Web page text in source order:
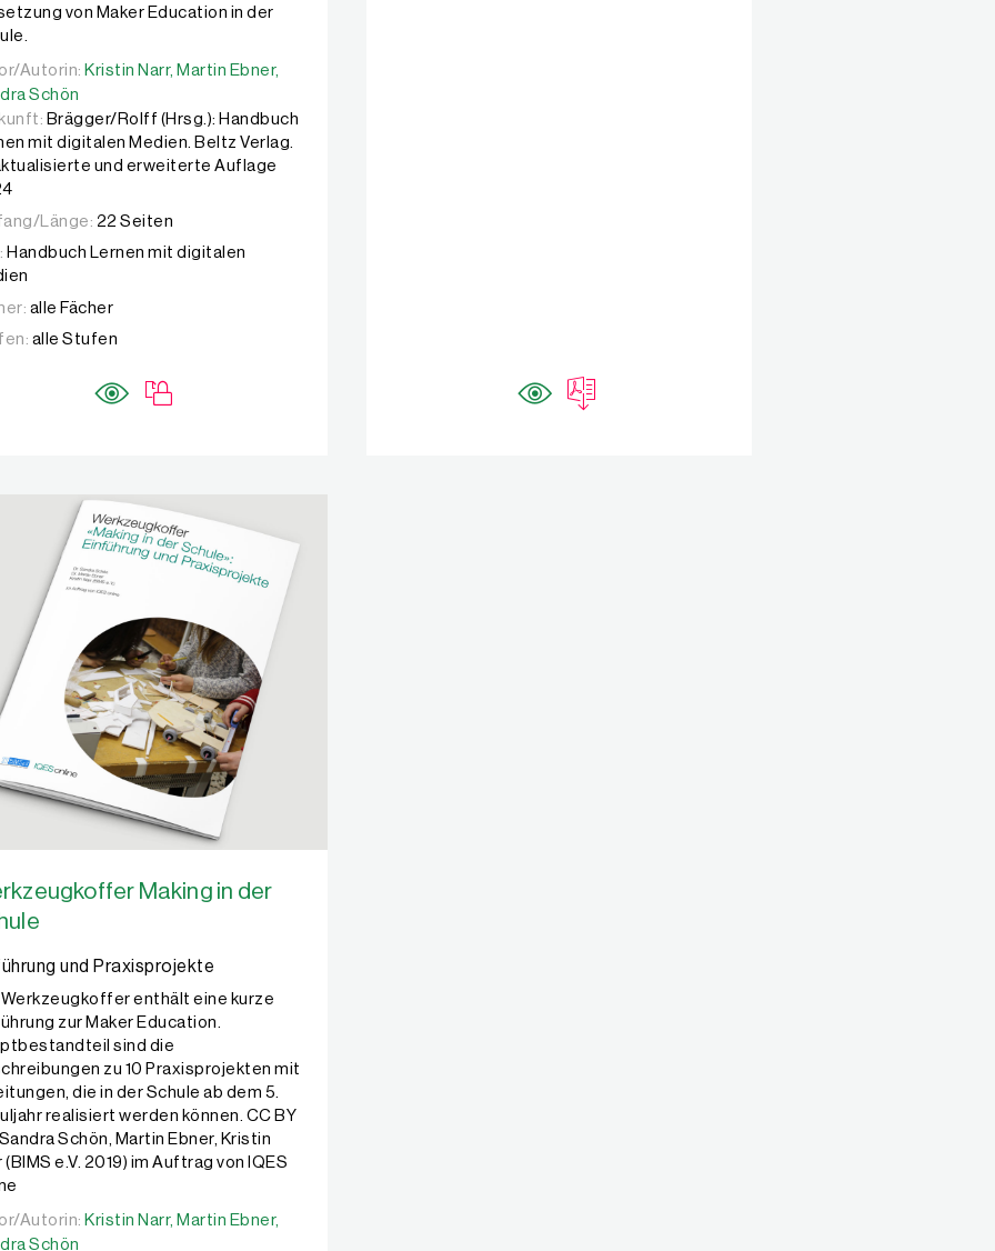
von Maker Education in der
Autorin: Kristin Narr, Martin Ebner,
Autorin: Kristin Narr, Martin Ebner,
Schön
Brägger/Rolff (Hrsg.): Handbuch
mit digitalen Medien. Beltz Verlag.
und erweiterte Auflage
Länge: 22 Seiten
Handbuch Lernen mit digitalen
alle Fächer
alle Stufen
Making in der
und Praxisprojekte
Werkzeugkoffer enthält eine kurze
zur Maker Education.
sind die
zu 10 Praxisprojekten mit
die in der Schule ab dem 5.
realisiert werden können. CC BY
Schön, Martin Ebner, Kristin
(BIMS e.V. 2019) im Auftrag von IQES
Autorin: Kristin Narr, Martin Ebner,
Autorin: Kristin Narr, Martin Ebner,
Schön